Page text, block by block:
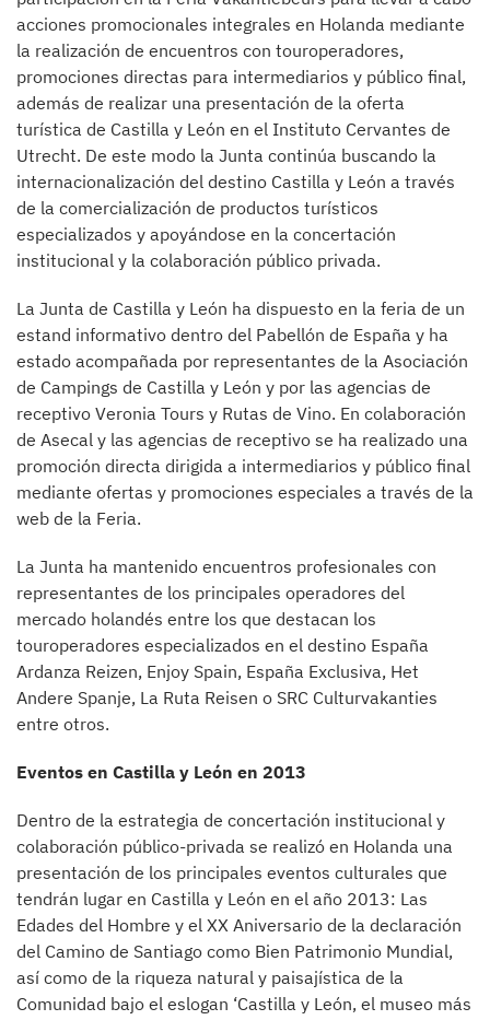
acciones promocionales integrales en Holanda mediante
la realización de encuentros con touroperadores,
promociones directas para intermediarios y público final,
además de realizar una presentación de la oferta
turística de Castilla y León en el Instituto Cervantes de
Utrecht. De este modo la Junta continúa buscando la
internacionalización del destino Castilla y León a través
de la comercialización de productos turísticos
especializados y apoyándose en la concertación
institucional y la colaboración público privada.
La Junta de Castilla y León ha dispuesto en la feria de un
estand informativo dentro del Pabellón de España y ha
estado acompañada por representantes de la Asociación
de Campings de Castilla y León y por las agencias de
receptivo Veronia Tours y Rutas de Vino. En colaboración
de Asecal y las agencias de receptivo se ha realizado una
promoción directa dirigida a intermediarios y público final
mediante ofertas y promociones especiales a través de la
web de la Feria.
La Junta ha mantenido encuentros profesionales con
representantes de los principales operadores del
mercado holandés entre los que destacan los
touroperadores especializados en el destino España
Ardanza Reizen, Enjoy Spain, España Exclusiva, Het
Andere Spanje, La Ruta Reisen o SRC Culturvakanties
entre otros.
Eventos en Castilla y León en 2013
Dentro de la estrategia de concertación institucional y
colaboración público-privada se realizó en Holanda una
presentación de los principales eventos culturales que
tendrán lugar en Castilla y León en el año 2013: Las
Edades del Hombre y el XX Aniversario de la declaración
del Camino de Santiago como Bien Patrimonio Mundial,
así como de la riqueza natural y paisajística de la
Comunidad bajo el eslogan ‘Castilla y León, el museo más